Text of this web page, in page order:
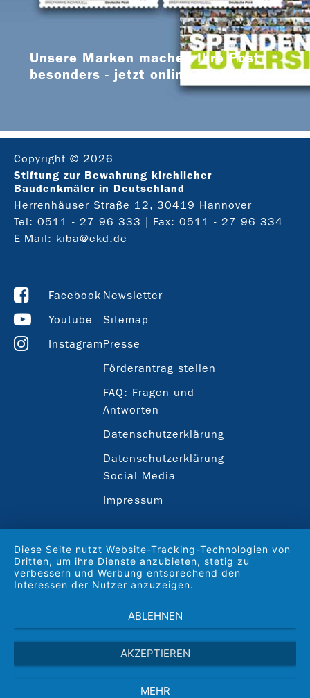
Unsere Marken machen Ihre Post
besonders - jetzt online bestellen
Copyright © 2026
Stiftung zur Bewahrung kirchlicher
Baudenkmäler in Deutschland
Herrenhäuser Straße 12, 30419 Hannover
Tel: 0511 - 27 96 333 | Fax: 0511 - 27 96 334
E-Mail: kiba@ekd.de
Facebook
Youtube
Instagram
Newsletter
Sitemap
Presse
Förderantrag stellen
FAQ: Fragen und
Antworten
Datenschutzerklärung
Datenschutzerklärung
Social Media
Impressum
Diese Seite nutzt Website-Tracking-Technologien von
Dritten, um ihre Dienste anzubieten, stetig zu
verbessern und Werbung entsprechend den
Interessen der Nutzer anzuzeigen.
ABLEHNEN
AKZEPTIEREN
MEHR